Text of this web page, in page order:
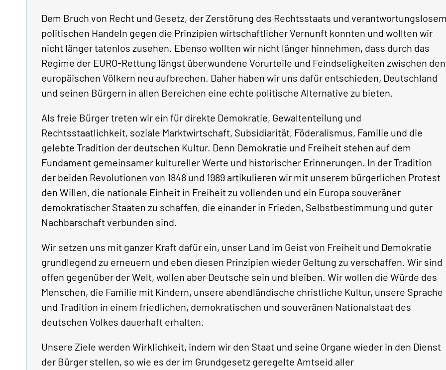
Dem Bruch von Recht und Gesetz, der Zerstörung des Rechtsstaats und
politischen Handeln gegen die Prinzipien wirtschaftlicher Vernunft konnten und wollten wir
nicht länger tatenlos zusehen. Ebenso wollten wir nicht länger hinnehmen, dass durch das
Regime der EURO-Rettung längst überwundene Vorurteile und Feindseligkeiten zwischen den
europäischen Völkern neu aufbrechen. Daher haben wir uns dafür entschieden, Deutschland
und seinen Bürgern in allen Bereichen eine echte politische Alternative zu bieten.
Als freie Bürger treten wir ein für direkte Demokratie, Gewaltenteilung und
Rechtsstaatlichkeit, soziale Marktwirtschaft, Subsidiarität, Föderalismus, Familie und die
gelebte Tradition der deutschen Kultur. Denn Demokratie und Freiheit stehen auf dem
Fundament gemeinsamer kultureller Werte und historischer Erinnerungen. In der Tradition
der beiden Revolutionen von 1848 und 1989 artikulieren wir mit unserem bürgerlichen Protest
den Willen, die nationale Einheit in Freiheit zu vollenden und ein Europa souveräner
demokratischer Staaten zu schaffen, die einander in Frieden, Selbstbestimmung und guter
Nachbarschaft verbunden sind.
Wir setzen uns mit ganzer Kraft dafür ein, unser Land im Geist von Freiheit und Demokratie
grundlegend zu erneuern und eben diesen Prinzipien wieder Geltung zu verschaffen. Wir sind
offen gegenüber der Welt, wollen aber Deutsche sein und bleiben. Wir wollen die Würde des
Menschen, die Familie mit Kindern, unsere abendländische christliche Kultur, unsere Sprache
und Tradition in einem friedlichen, demokratischen und souveränen Nationalstaat des
deutschen Volkes dauerhaft erhalten.
Unsere Ziele werden Wirklichkeit, indem wir den Staat und seine Organe wieder in den Dienst
der Bürger stellen, so wie es der im Grundgesetz geregelte Amtseid aller